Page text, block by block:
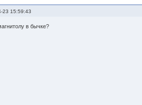
23 15:59:43
в бычке?